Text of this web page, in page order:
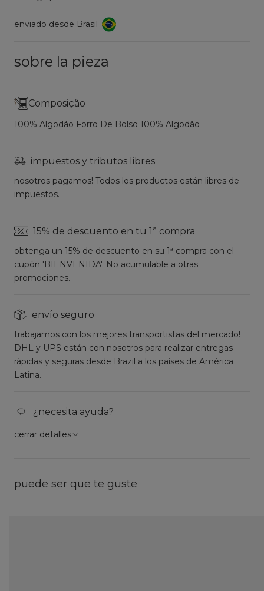
enviado desde Brasil
sobre la pieza
Composição
100% Algodão Forro De Bolso 100% Algodão
impuestos y tributos libres
nosotros pagamos! Todos los productos están libres de
impuestos.
15% de descuento en tu 1ª compra
obtenga un 15% de descuento en su 1ª compra con el
cupón 'BIENVENIDA'. No acumulable a otras
promociones.
envío seguro
trabajamos con los mejores transportistas del mercado!
DHL y UPS están con nosotros para realizar entregas
rápidas y seguras desde Brazil a los países de América
Latina.
¿necesita ayuda?
cerrar detalles
puede ser que te guste